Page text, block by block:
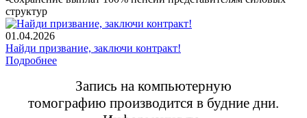
структур
01.04.2026
Найди призвание, заключи контракт!
Подробнее
Запись на компьютерную
томографию производится в будние дни.